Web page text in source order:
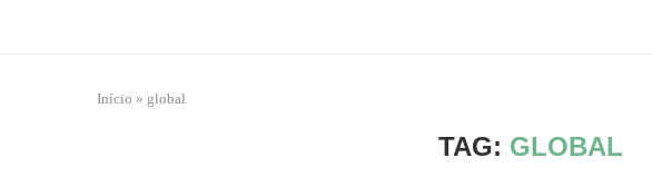
Início » global
TAG: GLOBAL